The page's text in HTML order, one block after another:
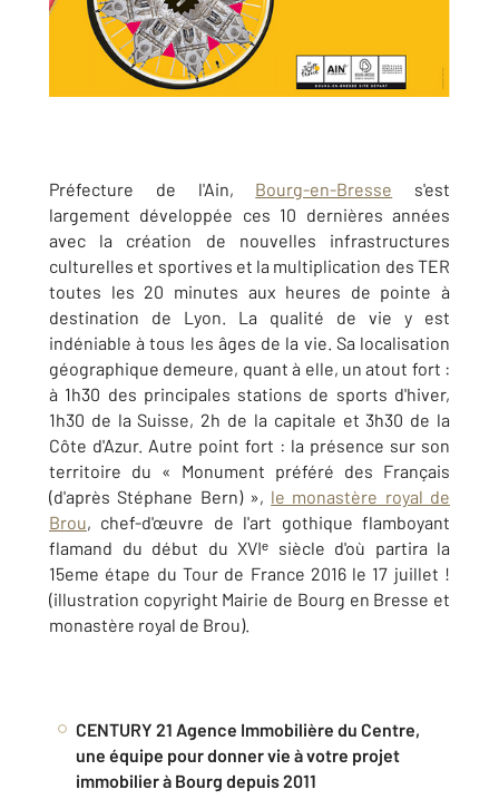
Préfecture de l'Ain, Bourg-en-Bresse s'est
largement développée ces 10 dernières années
avec la création de nouvelles infrastructures
culturelles et sportives et la multiplication des TER
toutes les 20 minutes aux heures de pointe à
destination de Lyon. La qualité de vie y est
indéniable à tous les âges de la vie. Sa localisation
géographique demeure, quant à elle, un atout fort :
à 1h30 des principales stations de sports d'hiver,
1h30 de la Suisse, 2h de la capitale et 3h30 de la
Côte d'Azur. Autre point fort : la présence sur son
territoire du « Monument préféré des Français
(d'après Stéphane Bern) », le monastère royal de
Brou, chef-d'œuvre de l'art gothique flamboyant
flamand du début du XVIᵉ siècle d'où partira la
15eme étape du Tour de France 2016 le 17 juillet !
(illustration copyright Mairie de Bourg en Bresse et
monastère royal de Brou).
CENTURY 21 Agence Immobilière du Centre,
une équipe pour donner vie à votre projet
immobilier à Bourg depuis 2011